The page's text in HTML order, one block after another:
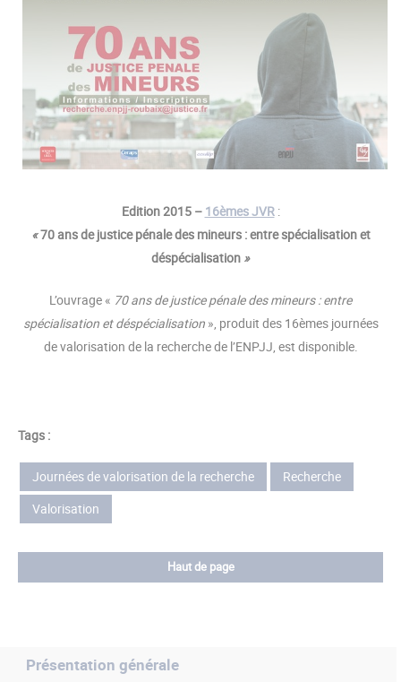
Edition 2015 – 16èmes JVR:
«70 ans de justice pénale des mineurs : entre spécialisation et
déspécialisation »
L’ouvrage « 70 ans de justice pénale des mineurs : entre
spécialisation et déspécialisation», produit des 16èmes journées
de valorisation de la recherche de l’ENPJJ, est disponible.
Tags :
Journées de valorisation de la recherche
Recherche
Valorisation
Haut de page
Présentation générale